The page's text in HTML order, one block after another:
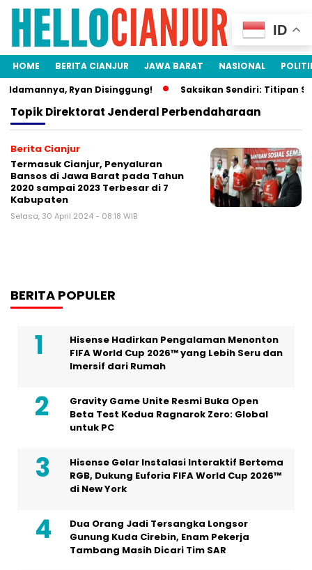
HOME BERITA CIANJUR JAWA BARAT NASIONAL
Idamannya, Ryan Disinggung!
Saksikan Sendiri: Titipan
TopikDirektorat Jenderal Perbendaharaan
Berita Cianjur
Termasuk Cianjur, Penyaluran
Bansos di Jawa Barat pada Tahun
2020 sampai 2023 Terbesar di 7
Kabupaten
Selasa, 30 April 2024 - 08:18 WIB
BERITA POPULER
Hisense Hadirkan Pengalaman Menonton
FIFA World Cup 2026™ yang Lebih Seru dan
Imersif dari Rumah
Gravity Game Unite Resmi Buka Open
Beta Test Kedua Ragnarok Zero: Global
untuk PC
Hisense Gelar Instalasi Interaktif Bertema
RGB, Dukung Euforia FIFA World Cup 2026™
di New York
Dua Orang Jadi Tersangka Longsor
Gunung Kuda Cirebin, Enam Pekerja
Tambang Masih Dicari Tim SAR
ID